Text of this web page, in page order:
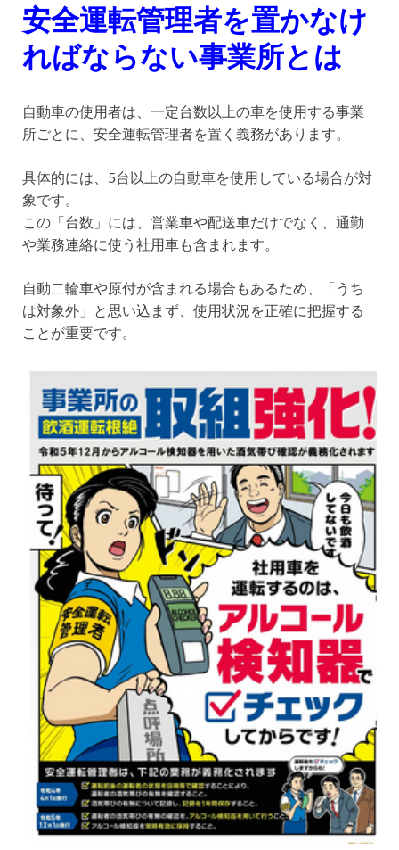
安全運転管理者を置かなけ
ればならない事業所とは
自動車の使用者は、一定台数以上の車を使用する事業
所ごとに、安全運転管理者を置く義務があります。
具体的には、5台以上の自動車を使用している場合が対
象です。
この「台数」には、営業車や配送車だけでなく、通勤
や業務連絡に使う社用車も含まれます。
自動二輪車や原付が含まれる場合もあるため、「うち
は対象外」と思い込まず、使用状況を正確に把握する
ことが重要です。